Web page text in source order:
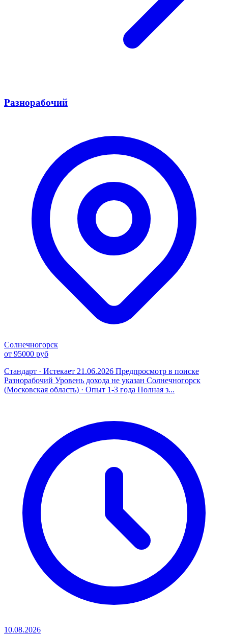
Разнорабочий
Солнечногорск
от 95000 руб
Стандарт · Истекает 21.06.2026 Предпросмотр в поиске
Разнорабочий Уровень дохода не указан Солнечногорск
(Московская область) · Опыт 1-3 года Полная з...
10.08.2026